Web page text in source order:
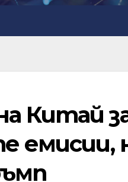
Китай
емисии,